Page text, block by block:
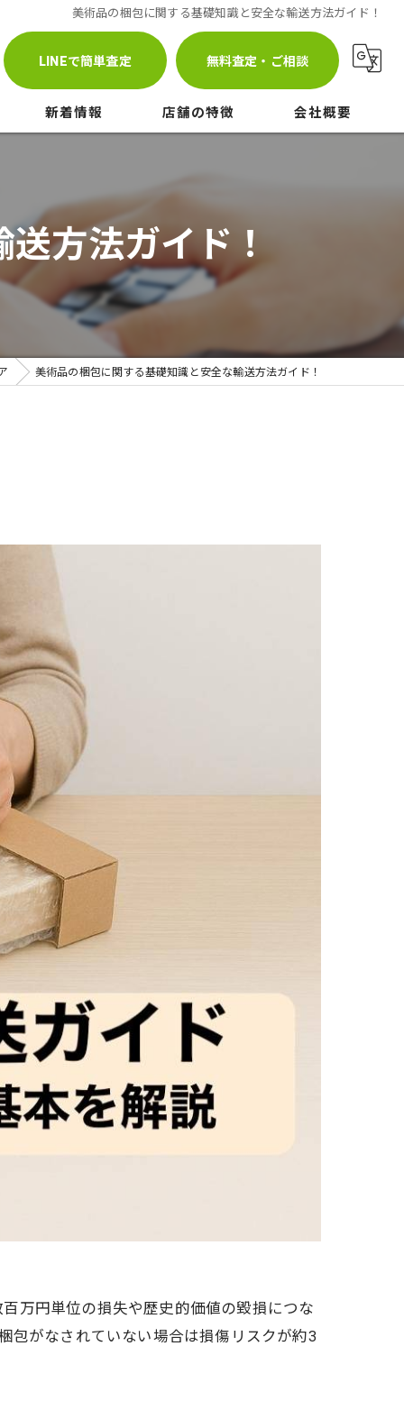
美術品の梱包に関する基礎知識と安全な輸送方法ガイド！
LINEで簡単査定 無料査定・ご相談
新着情報
コラム
メディア
店舗の特徴
高価買取
持込
会社概要
送方法ガイド！
美術品の梱包に関する基礎知識と安全な輸送方法ガイド！
万円単位の損失や歴史的価値の毀損につな
包がなされていない場合は損傷リスクが約3